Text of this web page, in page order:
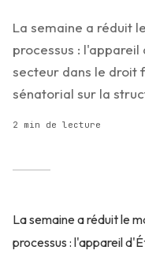
La semaine a réduit
processus :
secteur dans le droit
sénatorial sur la
2 min de lecture
La semaine a réduit le
processus : l'appareil